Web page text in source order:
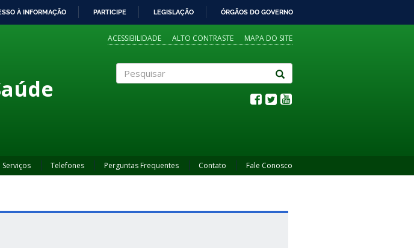
À INFORMAÇÃO PARTICIPE LEGISLAÇÃO ÓRGÃOS DO GOVERNO
ACESSIBILIDADE ALTO CONTRASTE MAPA DO SITE
Serviços Telefones Perguntas Frequentes Contato Fale Conosco